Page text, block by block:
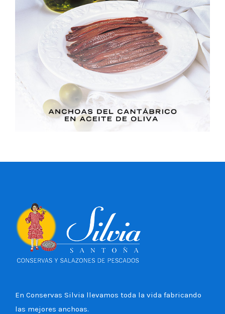
En Conservas Silvia llevamos toda la vida fabricando
las mejores anchoas.